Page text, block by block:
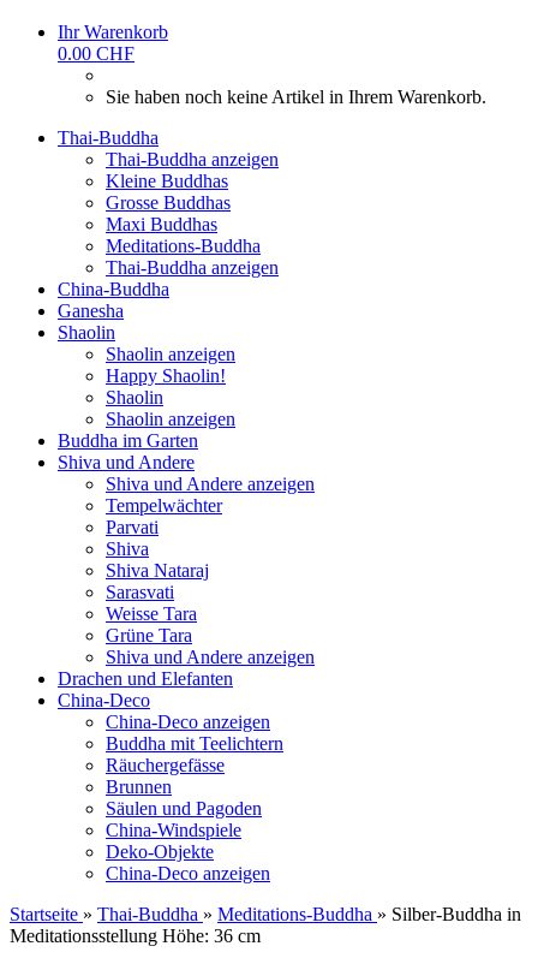
Ihr Warenkorb
0.00 CHF
Sie haben noch keine Artikel in Ihrem Warenkorb.
Thai-Buddha
Thai-Buddha anzeigen
Kleine Buddhas
Grosse Buddhas
Maxi Buddhas
Meditations-Buddha
Thai-Buddha anzeigen
China-Buddha
Ganesha
Shaolin
Shaolin anzeigen
Happy Shaolin!
Shaolin
Shaolin anzeigen
Buddha im Garten
Shiva und Andere
Shiva und Andere anzeigen
Tempelwächter
Parvati
Shiva
Shiva Nataraj
Sarasvati
Weisse Tara
Grüne Tara
Shiva und Andere anzeigen
Drachen und Elefanten
China-Deco
China-Deco anzeigen
Buddha mit Teelichtern
Räuchergefässe
Brunnen
Säulen und Pagoden
China-Windspiele
Deko-Objekte
China-Deco anzeigen
Startseite » Thai-Buddha » Meditations-Buddha » Silber-Buddha in
Meditationsstellung Höhe: 36 cm